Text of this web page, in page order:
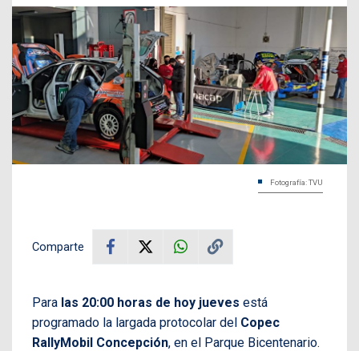
Fotografía: TVU
Comparte
Para las 20:00 horas de hoy jueves está
programado la largada protocolar del Copec
RallyMobil Concepción, en el Parque Bicentenario.